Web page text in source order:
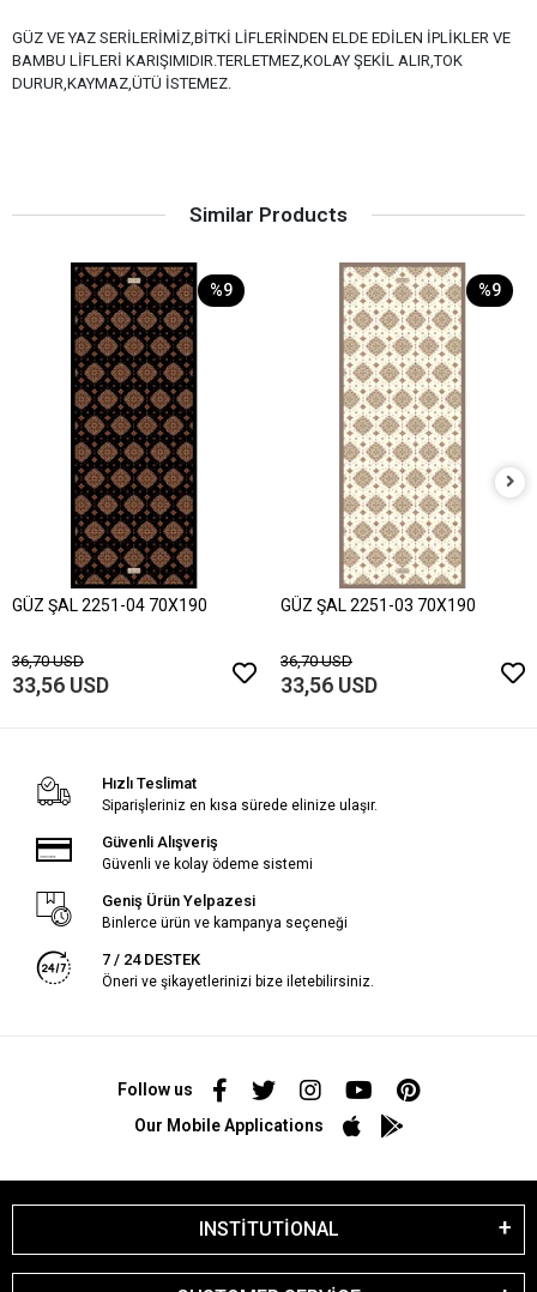
GÜZ VE YAZ SERİLERİMİZ,BİTKİ LİFLERİNDEN ELDE EDİLEN İPLİKLER VE
BAMBU LİFLERİ KARIŞIMIDIR.TERLETMEZ,KOLAY ŞEKİL ALIR,TOK
DURUR,KAYMAZ,ÜTÜ İSTEMEZ.
Similar Products
%9
GÜZ ŞAL 2251-04 70X190
36,70 USD
33,56 USD
%9
GÜZ ŞAL 2251-03 70X190
36,70 USD
33,56 USD
Hızlı Teslimat
Siparişleriniz en kısa sürede elinize ulaşır.
Güvenli Alışveriş
Güvenli ve kolay ödeme sistemi
Geniş Ürün Yelpazesi
Binlerce ürün ve kampanya seçeneği
7 / 24 DESTEK
Öneri ve şikayetlerinizi bize iletebilirsiniz.
Follow us
Our Mobile Applications
INSTİTUTİONAL